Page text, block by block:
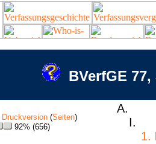
BVerfGE
Druckversion (Seiten)
92% (656)
A.
I.
1.